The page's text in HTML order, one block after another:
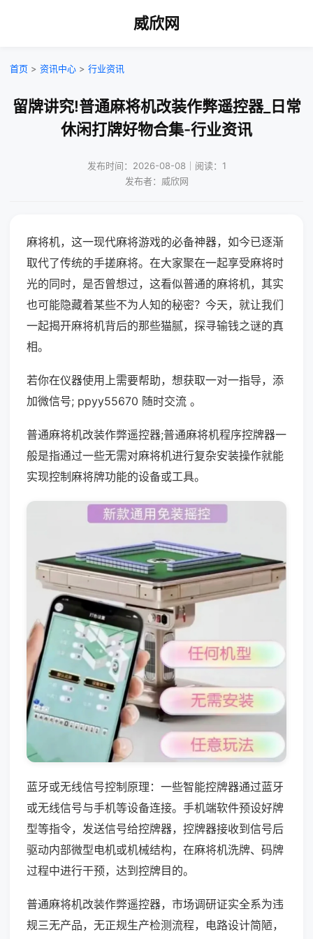
威欣网
首页 > 资讯中心 > 行业资讯
留牌讲究!普通麻将机改装作弊遥控器_日常
休闲打牌好物合集-行业资讯
发布时间：2026-08-08｜阅读：1
发布者：威欣网
麻将机，这一现代麻将游戏的必备神器，如今已逐渐
取代了传统的手搓麻将。在大家聚在一起享受麻将时
光的同时，是否曾想过，这看似普通的麻将机，其实
也可能隐藏着某些不为人知的秘密？今天，就让我们
一起揭开麻将机背后的那些猫腻，探寻输钱之谜的真
相。
若你在仪器使用上需要帮助，想获取一对一指导，添
加微信号; ppyy55670 随时交流 。
普通麻将机改装作弊遥控器;普通麻将机程序控牌器一
般是指通过一些无需对麻将机进行复杂安装操作就能
实现控制麻将牌功能的设备或工具。
蓝牙或无线信号控制原理：一些智能控牌器通过蓝牙
或无线信号与手机等设备连接。手机端软件预设好牌
型等指令，发送信号给控牌器，控牌器接收到信号后
驱动内部微型电机或机械结构，在麻将机洗牌、码牌
过程中进行干预，达到控牌目的。
普通麻将机改装作弊遥控器，市场调研证实全系为违
规三无产品，无正规生产检测流程，电路设计简陋，